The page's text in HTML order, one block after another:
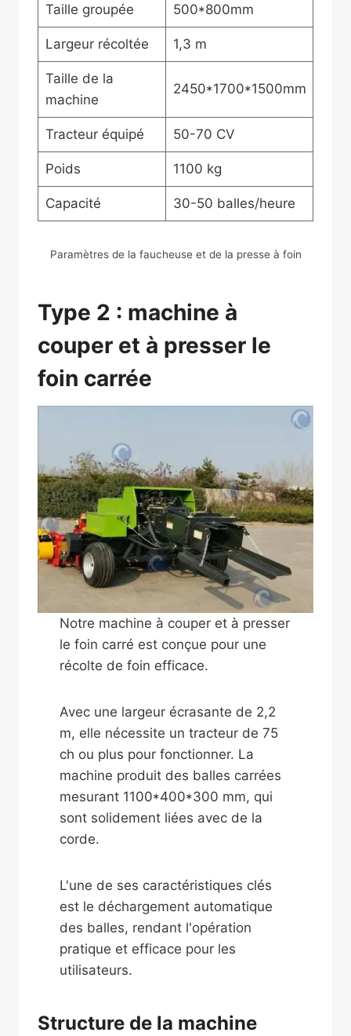
Taille groupée 500*800mm
Largeur récoltée 1,3 m
Taille de la
machine
2450*1700*1500mm
Tracteur équipé 50-70 CV
Poids 1100 kg
Capacité 30-50 balles/heure
Paramètres de la faucheuse et de la presse à foin
Type 2 : machine à
couper et à presser le
foin carrée
Notre machine à couper et à presser
le foin carré est conçue pour une
récolte de foin efficace.
Avec une largeur écrasante de 2,2
m, elle nécessite un tracteur de 75
ch ou plus pour fonctionner. La
machine produit des balles carrées
mesurant 1100*400*300 mm, qui
sont solidement liées avec de la
corde.
L'une de ses caractéristiques clés
est le déchargement automatique
des balles, rendant l'opération
pratique et efficace pour les
utilisateurs.
Structure de la machine